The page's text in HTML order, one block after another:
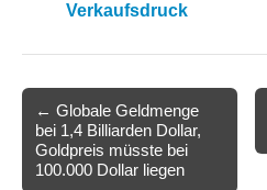
Verkaufsdruck
Post
navigation
← Globale Geldmenge
bei 1,4 Billiarden Dollar,
Goldpreis müsste bei
100.000 Dollar liegen